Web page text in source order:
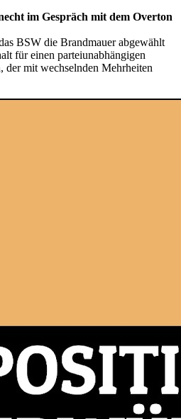
im Gespräch mit dem Overton
BSW die Brandmauer abgewählt
für einen parteiunabhängigen
der mit wechselnden Mehrheiten